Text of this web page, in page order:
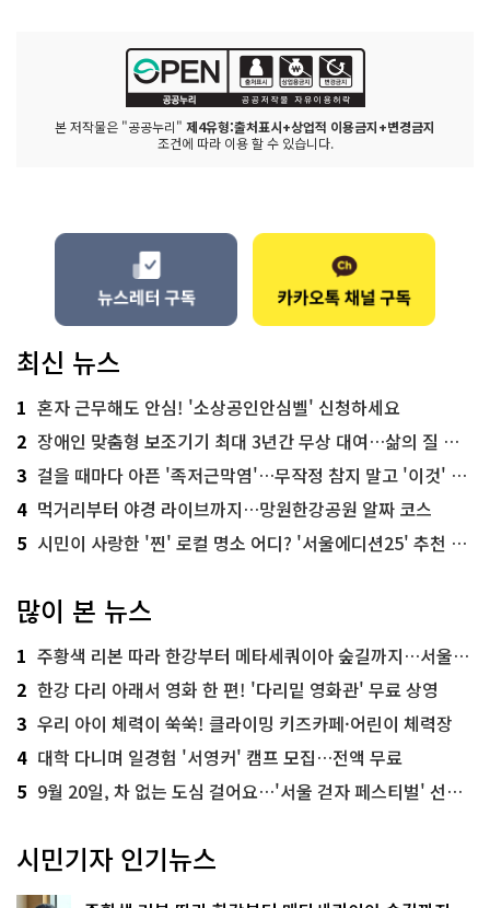
본 저작물은 "공공누리" 제4유형:출처표시+상업적 이용금지+변경금지
조건에 따라 이용 할 수 있습니다.
최신 뉴스
1 혼자 근무해도 안심! '소상공인안심벨' 신청하세요
2 장애인 맞춤형 보조기기 최대 3년간 무상 대여…삶의 질 높인다
3 걸을 때마다 아픈 '족저근막염'…무작정 참지 말고 '이것' 해보세요!
4 먹거리부터 야경 라이브까지…망원한강공원 알짜 코스
5 시민이 사랑한 '찐' 로컬 명소 어디? '서울에디션25' 추천 코스
많이 본 뉴스
1 주황색 리본 따라 한강부터 메타세쿼이아 숲길까지…서울둘레길 15코스
2 한강 다리 아래서 영화 한 편! '다리밑 영화관' 무료 상영
3 우리 아이 체력이 쑥쑥! 클라이밍 키즈카페·어린이 체력장
4 대학 다니며 일경험 '서영커' 캠프 모집…전액 무료
5 9월 20일, 차 없는 도심 걸어요…'서울 걷자 페스티벌' 선착순 5천명
시민기자 인기뉴스